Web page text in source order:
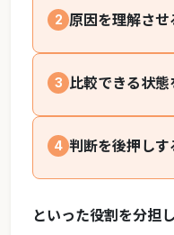
2 原因を理解させ
3 比較できる状態
4 判断を後押しす
といった役割を分担